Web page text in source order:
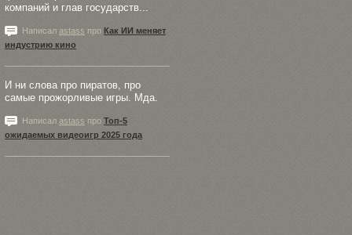
компаний и глав государств...
Написал astass про Как ИИ меняет
индустрию кино
И ни слова про пиратов, про
самые прожорливые игры. Мда.
Написал astass про Топ-5
ожидаемых видеоигр 2025 года